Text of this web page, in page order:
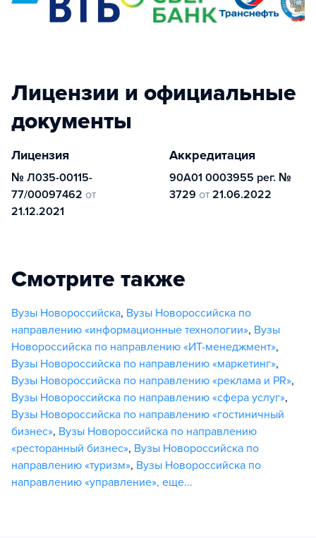
Лицензии и официальные
документы
Лицензия
№ Л035-00115-
77/00097462 от
21.12.2021
Аккредитация
90А01 0003955 рег. №
3729 от 21.06.2022
Смотрите также
Вузы Новороссийска, Вузы Новороссийска по
направлению «информационные технологии», Вузы
Новороссийска по направлению «ИТ-менеджмент»,
Вузы Новороссийска по направлению «маркетинг»,
Вузы Новороссийска по направлению «реклама и PR»,
Вузы Новороссийска по направлению «сфера услуг»,
Вузы Новороссийска по направлению «гостиничный
бизнес», Вузы Новороссийска по направлению
«ресторанный бизнес», Вузы Новороссийска по
направлению «туризм», Вузы Новороссийска по
направлению «управление», еще...